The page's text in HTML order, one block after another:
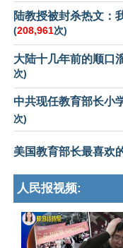
陆教授被封杀热文：
(208,961次)
大陆十几年前的顺口
次)
中共现任教育部长小
次)
美国教育部长最喜欢
人民报视频: